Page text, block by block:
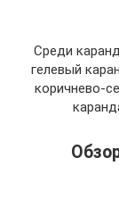
Среди
гелевый
коричнево-